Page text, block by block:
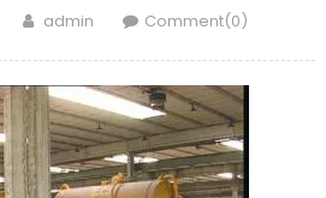
Author
admin Comment(0)